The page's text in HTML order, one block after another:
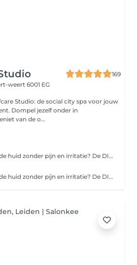
169
weert 6001 EG
Studio: de social city spa voor jouw
Dompel jezelf onder in
van de o...
Droom jij van een gladde huid zonder pijn en irritatie? De DIODE ICE LASER gebruikt een laserstraal die diep in de huid doordringt en de haarzakjes doelgericht vernietigt. De behandeling is veilig, pijnloos en snel. Prijzen zijn per sessie. Het aantal benodigde sessies verschilt per type huid. Gemiddeld is dit tussen de 8-14 sessies. Kijk voor contra-indicaties, voor- en nazorg op onze website.
Droom jij van een gladde huid zonder pijn en irritatie? De DIODE ICE LASER gebruikt een laserstraal die diep in de huid doordringt en de haarzakjes doelgericht vernietigt. De behandeling is veilig, pijnloos en snel. Prijzen zijn per sessie. Het aantal benodigde sessies verschilt per type huid. Gemiddeld is dit tussen de 8-14 sessies. Kijk voor contra-indicaties, voor- en nazorg op onze website.